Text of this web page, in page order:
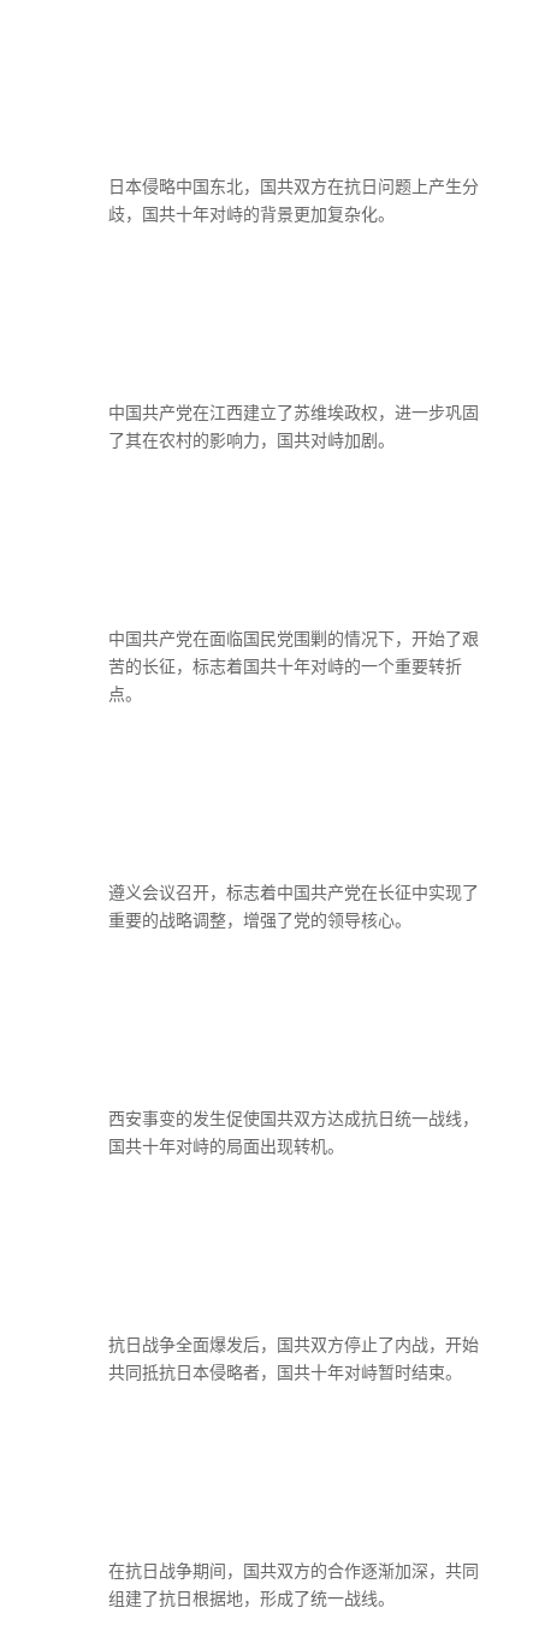
日本侵略中国东北，国共双方在抗日问题上产生分
歧，国共十年对峙的背景更加复杂化。
中国共产党在江西建立了苏维埃政权，进一步巩固
了其在农村的影响力，国共对峙加剧。
中国共产党在面临国民党围剿的情况下，开始了艰
苦的长征，标志着国共十年对峙的一个重要转折
点。
遵义会议召开，标志着中国共产党在长征中实现了
重要的战略调整，增强了党的领导核心。
西安事变的发生促使国共双方达成抗日统一战线，
国共十年对峙的局面出现转机。
抗日战争全面爆发后，国共双方停止了内战，开始
共同抵抗日本侵略者，国共十年对峙暂时结束。
在抗日战争期间，国共双方的合作逐渐加深，共同
组建了抗日根据地，形成了统一战线。